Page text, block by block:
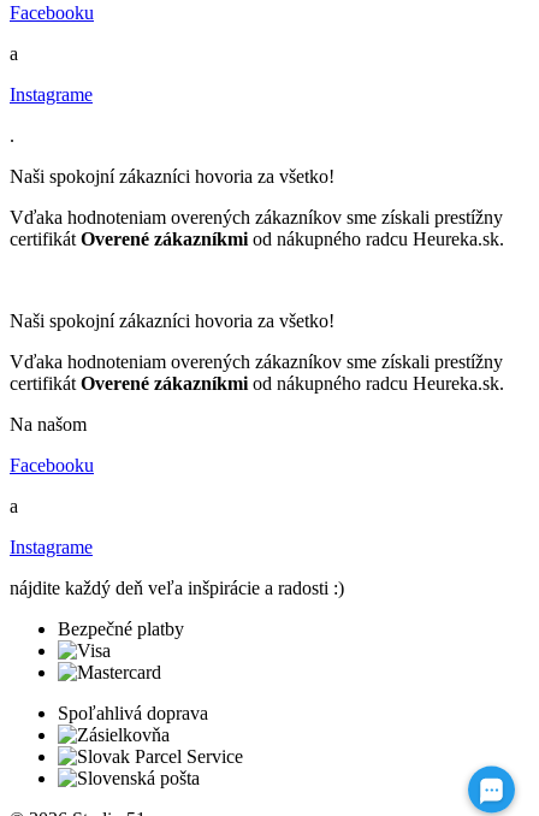
Facebooku
a
Instagrame
.
Naši spokojní zákazníci hovoria za všetko!
Vďaka hodnoteniam overených zákazníkov sme získali prestížny
certifikát Overené zákazníkmi od nákupného radcu Heureka.sk.
Naši spokojní zákazníci hovoria za všetko!
Vďaka hodnoteniam overených zákazníkov sme získali prestížny
certifikát Overené zákazníkmi od nákupného radcu Heureka.sk.
Na našom
Facebooku
a
Instagrame
nájdite každý deň veľa inšpirácie a radosti :)
Bezpečné platby
Spoľahlivá doprava